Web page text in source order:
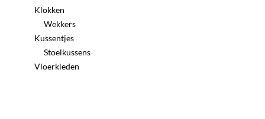
Klokken
Wekkers
Kussentjes
Stoelkussens
Vloerkleden